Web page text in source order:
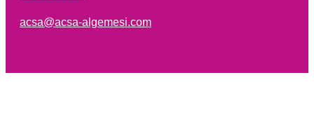
acsa@acsa-algemesi.com